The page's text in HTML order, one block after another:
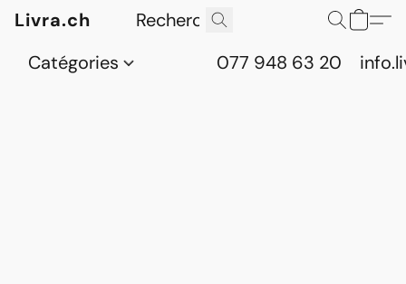
Livra.ch
Catégories
077 948 63 20